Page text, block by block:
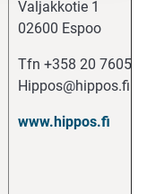
Valjakkotie 1
02600 Espoo
Tfn +358 20 760500
Hippos@hippos.fi
www.hippos.fi